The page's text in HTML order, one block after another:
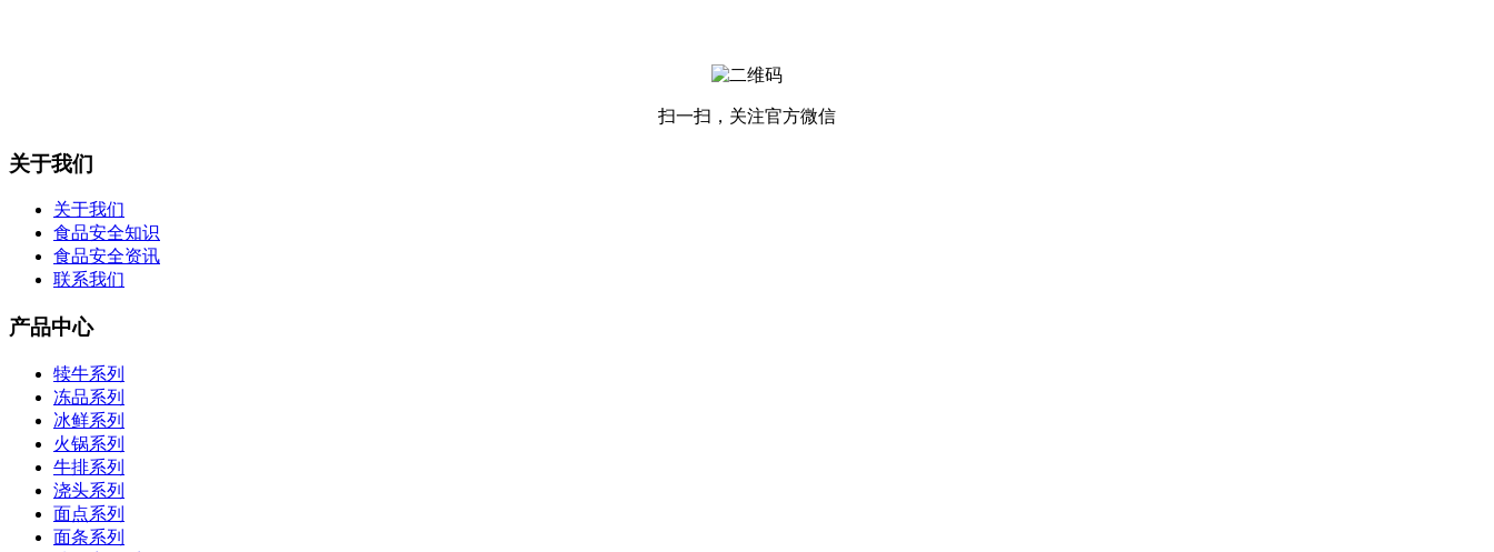
扫一扫，关注官方微信
关于我们
关于我们
食品安全知识
食品安全资讯
联系我们
产品中心
犊牛系列
冻品系列
冰鲜系列
火锅系列
牛排系列
浇头系列
面点系列
面条系列